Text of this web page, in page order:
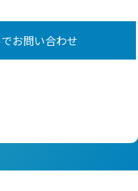
お問い合わせ